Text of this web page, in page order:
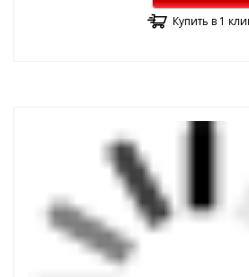
Купить в 1